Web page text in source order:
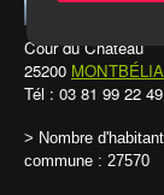
Cour du Château
25200
Tél : 03 81 99 22 49
> Nombre
commune : 27570